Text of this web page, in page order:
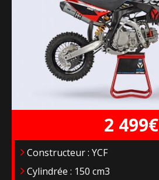
2 499€
Constructeur : YCF
Cylindrée : 150 cm3